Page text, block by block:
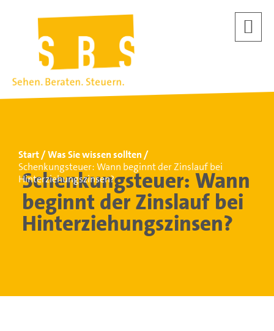
Start
Was Sie wissen sollten
Schenkungsteuer: Wann beginnt der Zinslauf bei
Hinterziehungszinsen?
Schenkungsteuer: Wann
beginnt der Zinslauf bei
Hinterziehungszinsen?